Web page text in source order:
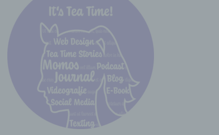
andere Stelle, die personenbezogene Daten im
Auftrag des Verantwortlichen verarbeitet.
i) Empfänger
Empfänger ist eine natürliche oder juristische
Person, Behörde, Einrichtung oder andere
Stelle, der personenbezogene Daten
offengelegt werden, unabhängig davon, ob es
sich bei ihr um einen Dritten handelt oder nicht.
Behörden, die im Rahmen eines bestimmten
Untersuchungsauftrags nach dem Unionsrecht
oder dem Recht der Mitgliedstaaten